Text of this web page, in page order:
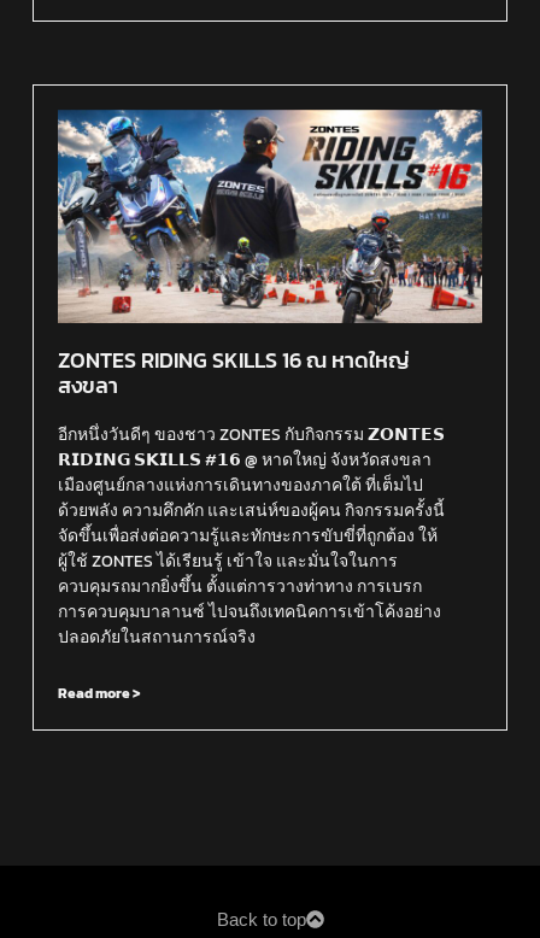
ZONTES RIDING SKILLS 16 ณ หาดใหญ่
สงขลา
อีกหนึ่งวันดีๆ ของชาว ZONTES กับกิจกรรม 𝗭𝗢𝗡𝗧𝗘𝗦
𝗥𝗜𝗗𝗜𝗡𝗚 𝗦𝗞𝗜𝗟𝗟𝗦 #𝟭𝟲 @ หาดใหญ่ จังหวัดสงขลา
เมืองศูนย์กลางแห่งการเดินทางของภาคใต้ ที่เต็มไป
ด้วยพลัง ความคึกคัก และเสน่ห์ของผู้คน กิจกรรมครั้งนี้
จัดขึ้นเพื่อส่งต่อความรู้และทักษะการขับขี่ที่ถูกต้อง ให้
ผู้ใช้ ZONTES ได้เรียนรู้ เข้าใจ และมั่นใจในการ
ควบคุมรถมากยิ่งขึ้น ตั้งแต่การวางท่าทาง การเบรก
การควบคุมบาลานซ์ ไปจนถึงเทคนิคการเข้าโค้งอย่าง
ปลอดภัยในสถานการณ์จริง
Read more >
Back to top